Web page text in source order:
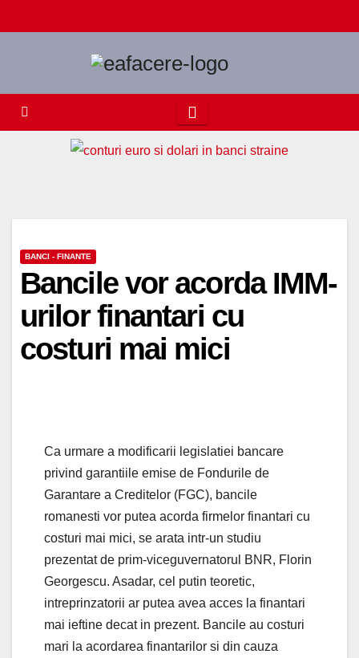
to
BANCI - FINANTE
Bancile vor acorda IMM-
urilor finantari cu
costuri mai mici
Ca urmare a modificarii legislatiei bancare
privind garantiile emise de Fondurile de
Garantare a Creditelor (FGC), bancile
romanesti vor putea acorda firmelor finantari cu
costuri mai mici, se arata intr-un studiu
prezentat de prim-viceguvernatorul BNR, Florin
Georgescu. Asadar, cel putin teoretic,
intreprinzatorii ar putea avea acces la finantari
mai ieftine decat in prezent. Bancile au costuri
mari la acordarea finantarilor si din cauza